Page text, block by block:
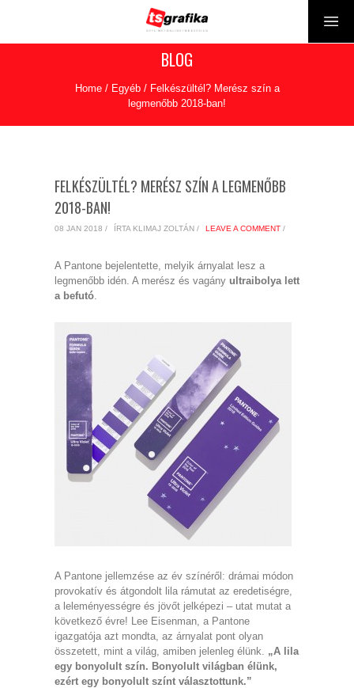
BLOG
Home/ Egyéb/ Felkészültél? Merész szín a
legmenőbb 2018-ban!
FELKÉSZÜLTÉL? MERÉSZ SZÍN A LEGMENŐBB
2018-BAN!
08 JAN 2018 / ÍRTA KLIMAJ ZOLTÁN / LEAVE A COMMENT /
A Pantone bejelentette, melyik árnyalat lesz a
legmenőbb idén. A merész és vagány ultraibolya lett
a befutó.
A Pantone jellemzése az év színéről: drámai módon
provokatív és átgondolt lila rámutat az eredetiségre,
a leleményességre és jövőt jelképezi – utat mutat a
következő évre! Lee Eisenman, a Pantone
igazgatója azt mondta, az árnyalat pont olyan
összetett, mint a világ, amiben jelenleg élünk. „A lila
egy bonyolult szín. Bonyolult világban élünk,
ezért egy bonyolult színt választottunk.”